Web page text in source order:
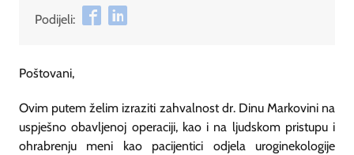
Podijeli:
Poštovani,
Ovim putem želim izraziti zahvalnost dr. Dinu Markovini na
uspješno obavljenoj operaciji, kao i na ljudskom pristupu i
ohrabrenju meni kao pacijentici odjela uroginekologije